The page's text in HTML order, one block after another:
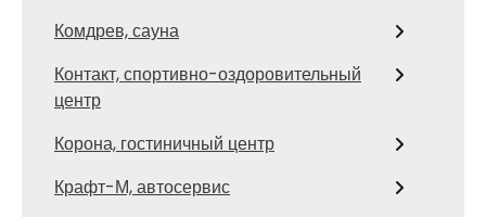
Комдрев, сауна
Контакт, спортивно-оздоровительный
центр
Корона, гостиничный центр
Крафт-М, автосервис